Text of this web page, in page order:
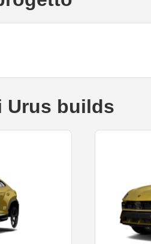
Urus builds